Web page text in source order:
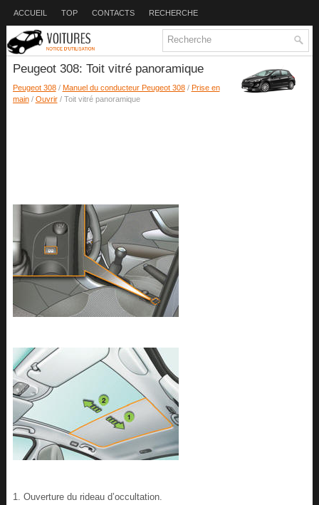
ACCUEIL TOP CONTACTS RECHERCHE
Peugeot 308: Toit vitré panoramique
Peugeot 308/ Manuel du conducteur Peugeot 308/ Prise en
main/ Ouvrir/ Toit vitré panoramique
1. Ouverture du rideau d’occultation.